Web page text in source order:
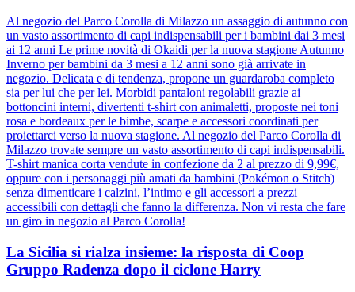
Al negozio del Parco Corolla di Milazzo un assaggio di autunno con
un vasto assortimento di capi indispensabili per i bambini dai 3 mesi
ai 12 anni Le prime novità di Okaidi per la nuova stagione Autunno
Inverno per bambini da 3 mesi a 12 anni sono già arrivate in
negozio. Delicata e di tendenza, propone un guardaroba completo
sia per lui che per lei. Morbidi pantaloni regolabili grazie ai
bottoncini interni, divertenti t-shirt con animaletti, proposte nei toni
rosa e bordeaux per le bimbe, scarpe e accessori coordinati per
proiettarci verso la nuova stagione. Al negozio del Parco Corolla di
Milazzo trovate sempre un vasto assortimento di capi indispensabili.
T-shirt manica corta vendute in confezione da 2 al prezzo di 9,99€,
oppure con i personaggi più amati da bambini (Pokémon o Stitch)
senza dimenticare i calzini, l’intimo e gli accessori a prezzi
accessibili con dettagli che fanno la differenza. Non vi resta che fare
un giro in negozio al Parco Corolla!
La Sicilia si rialza insieme: la risposta di Coop
Gruppo Radenza dopo il ciclone Harry